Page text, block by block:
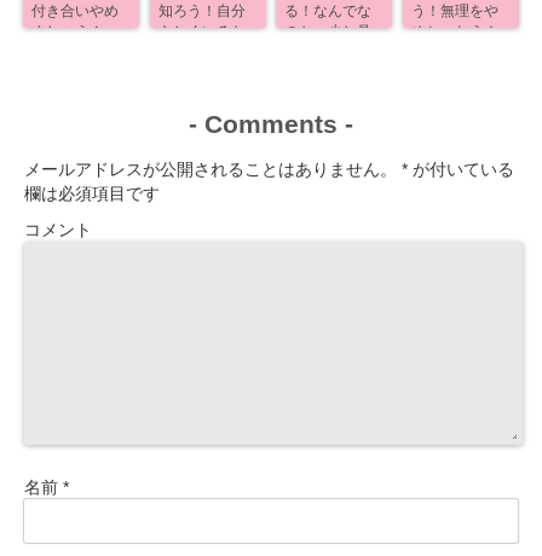
付き合いやめ
ましょう！
知ろう！自分
らしくいるた
る！なんでな
のか、少し見
う！無理をや
めちゃおう！
- Comments -
メールアドレスが公開されることはありません。 * が付いている
欄は必須項目です
コメント
名前 *